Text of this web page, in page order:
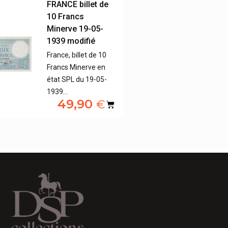
FRANCE billet de
10 Francs
Minerve 19-05-
1939 modifié
France, billet de 10
Francs Minerve en
état SPL du 19-05-
1939…
49,90 €